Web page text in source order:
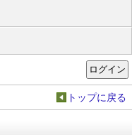
トップに戻る